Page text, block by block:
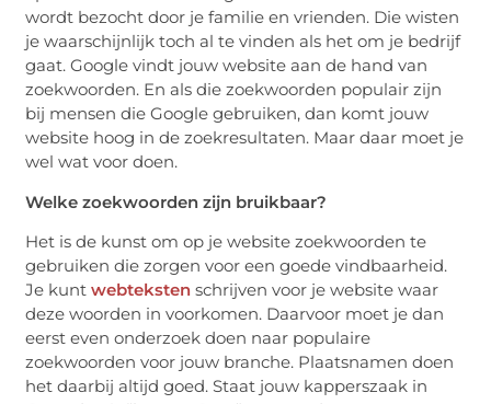
wordt bezocht door je familie en vrienden. Die wisten
je waarschijnlijk toch al te vinden als het om je bedrijf
gaat. Google vindt jouw website aan de hand van
zoekwoorden. En als die zoekwoorden populair zijn
bij mensen die Google gebruiken, dan komt jouw
website hoog in de zoekresultaten. Maar daar moet je
wel wat voor doen.
Welke zoekwoorden zijn bruikbaar?
Het is de kunst om op je website zoekwoorden te
gebruiken die zorgen voor een goede vindbaarheid.
Je kuntwebteksten schrijven voor je website waar
deze woorden in voorkomen. Daarvoor moet je dan
eerst even onderzoek doen naar populaire
zoekwoorden voor jouw branche. Plaatsnamen doen
het daarbij altijd goed. Staat jouw kapperszaak in